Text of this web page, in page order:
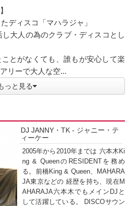
ディスコ「マハラジャ」
大人の為のクラブ・ディスコとし
とがなくても、誰もが安心して楽
リーで大人な空...
っと見る
DJ JANNY・TK - ジャニー・テ
ィーケー
2005年から2010年までは 六本木Ki
ng & QueenのRESIDENTを務め
る。前橋King & Queen、MAHARA
JA東京などの 経歴を持ち、現在M
AHARAJA六本木でもメインDJと
して活躍している。 DISCOサウン